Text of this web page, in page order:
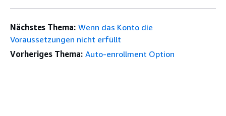
Nächstes Thema: Wenn das Konto die
Voraussetzungen nicht erfüllt
Vorheriges Thema: Auto-enrollment Option